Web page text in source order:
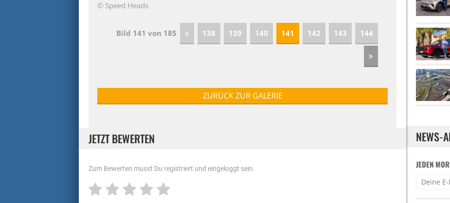
© Speed Heads
Bild 141 von 185 138 139 140 141 142 143 144
ZURÜCK ZUR GALERIE
JETZT BEWERTEN
Zum Bewerten musst Du registriert und eingeloggt sein.
NEWS-
JEDEN